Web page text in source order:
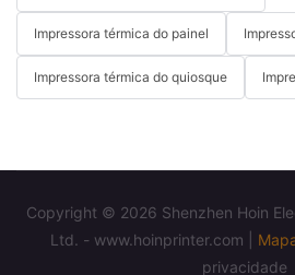
Impressora térmica do painel
Impressora térmica do quiosque
Copyright © 2026 Shenzhen Hoin
Ltd. - www.hoinprinter.com |
privacidade